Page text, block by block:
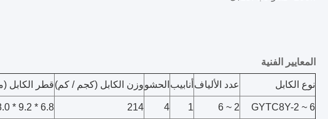
المعايير الفنية
نوع الكابل عدد الألياف أنابيب الحشووزن الكابل (كجم / كم)قطر الكابل
GYTC8Y-2 ~ 6
2 ~ 6
1
4
214
6.8 * 9.2 * 18.0